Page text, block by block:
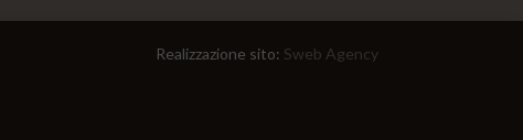
Realizzazione sito: Sweb Agency